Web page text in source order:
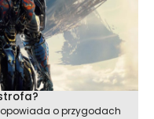
o przygodach